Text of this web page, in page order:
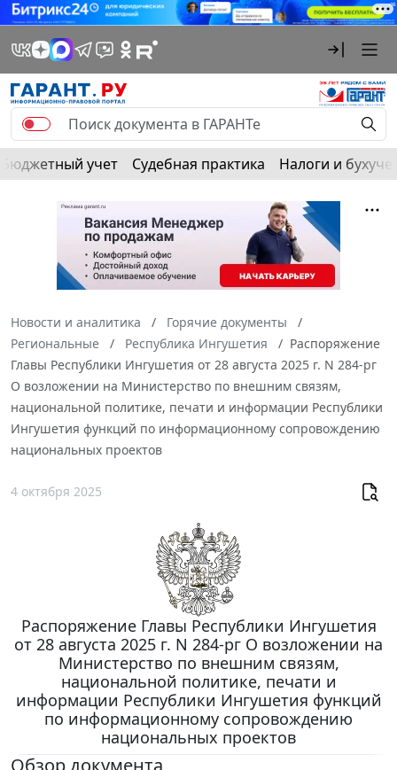
Бюджетный учет Судебная практика Налоги и
Новости и аналитика
Горячие документы
Региональные
Республика Ингушетия
Распоряжение
Главы Республики Ингушетия от 28 августа 2025 г. N 284-рг
О возложении на Министерство по внешним связям,
национальной политике, печати и информации Республики
Ингушетия функций по информационному сопровождению
национальных проектов
4 октября 2025
Распоряжение Главы Республики Ингушетия
от 28 августа 2025 г. N 284-рг О возложении на
Министерство по внешним связям,
национальной политике, печати и
информации Республики Ингушетия функций
по информационному сопровождению
национальных проектов
Обзор документа